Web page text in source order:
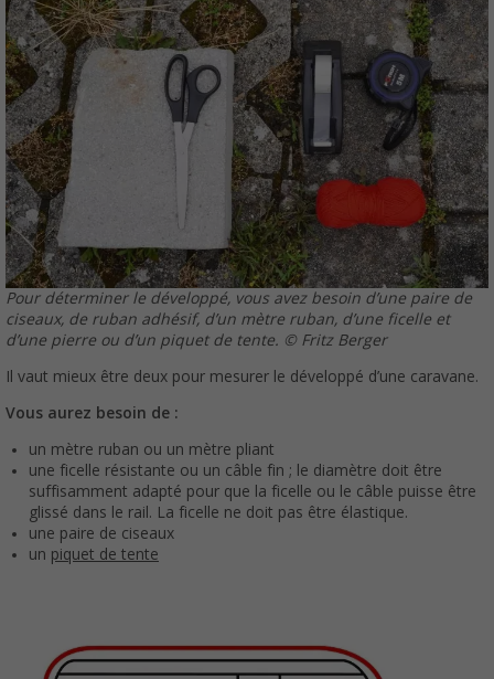
Pour déterminer le développé, vous avez besoin d’une paire de
ciseaux, de ruban adhésif, d’un mètre ruban, d’une ficelle et
d’une pierre ou d’un piquet de tente. © Fritz Berger
Il vaut mieux être deux pour mesurer le développé d’une caravane.
Vous aurez besoin de :
un mètre ruban ou un mètre pliant
une ficelle résistante ou un câble fin ; le diamètre doit être
suffisamment adapté pour que la ficelle ou le câble puisse être
glissé dans le rail. La ficelle ne doit pas être élastique.
une paire de ciseaux
un piquet de tente